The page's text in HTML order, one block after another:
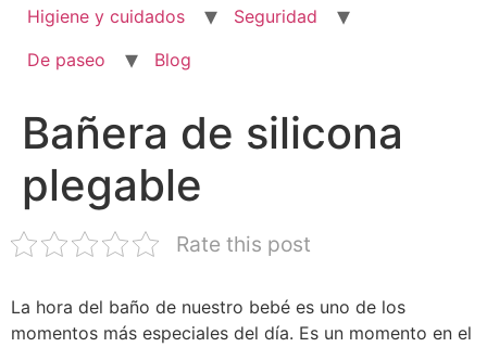
Higiene y cuidados
Seguridad
De paseo
Blog
Bañera de silicona
plegable
Rate this post
La hora del baño de nuestro bebé es uno de los
momentos más especiales del día. Es un momento en el